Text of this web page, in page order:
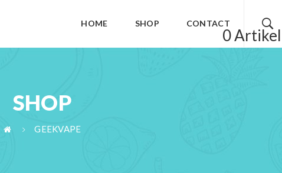
0
HOME SHOP CONTACT
SHOP
GEEKVAPE